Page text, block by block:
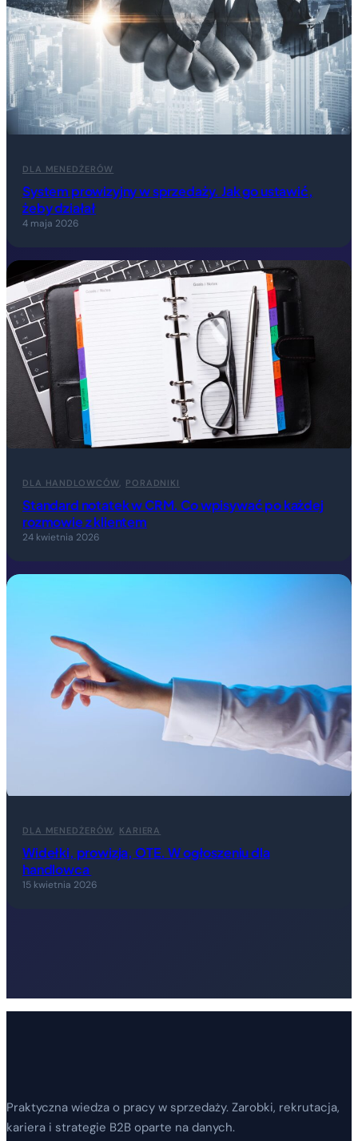
DLA MENEDŻERÓW
System prowizyjny w sprzedaży. Jak go ustawić,
żeby działał
4 maja 2026
DLA HANDLOWCÓW, PORADNIKI
Standard notatek w CRM. Co wpisywać po każdej
rozmowie z klientem
24 kwietnia 2026
DLA MENEDŻERÓW KARIERA
Widełki, prowizja, OTE. W ogłoszeniu dla
handlowca
15 kwietnia 2026
Praktyczna wiedza o pracy w sprzedaży. Zarobki, rekrutacja,
kariera i strategie B2B oparte na danych.